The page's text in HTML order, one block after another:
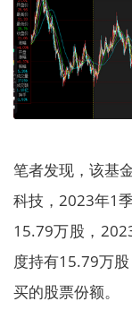
笔者发现，该基
科技，2023年1
15.79万股，
度持有15.79万
买的股票份额。